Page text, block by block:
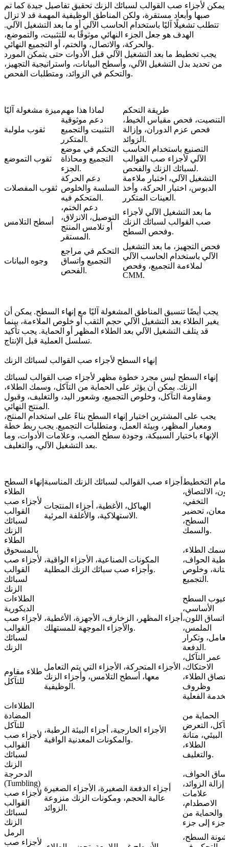
يمكن لأجزاء صب القوالب لسبائك الزنك تحقيق تفاصيل جيدة كما تم
صبها وأبعاد مستقرة، ولكن المناطق الوظيفية المهمة قد لا تزال
تتطلب تشغيلًا آليًا باستخدام الحاسب الآلي أو ما بعد التشغيل الآلي.
الهدف هو جعل الجزء النهائي موثوقًا به للتثبيت، والتموضع،
والحركة، والاتصال، والختم، أو التجميع النهائي.
يجب تخطيط ما بعد التشغيل الآلي قبل الأدوات حتى يتمكن المورد
من تحديد بدل التشغيل الآلي، وأسطح البيانات، واستراتيجية التجهيز،
والتحكم في الزوائد، ومتطلبات الفحص.
ميزة مشغولة آليًالماذا هذا مهم طريقة التحكم
ثقوب ملولبة
دعم موثوقية
التثبيت والتجميع
المتكرر.
التنصيت، فحص مقياس الخيط،
فحص عزم الدوران، وإزالة
الزوائد.
ثقوب التموضع
التحكم في موضع
التجميع ومحاذاة
الجزء.
التصنيع باستخدام الحاسب
الآلي لأجزاء صب القوالب
لسبائك الزنكوالفحص.
ثقوب المفصلات
دعم الحركة
السلسة والخلوص
المتحكم فيه.
التشغيل الآلي، اختبار ملاءمة
الدبوس، اختبار الحركة، وأخذ
العينات المتكرر.
أسطح التلامس
دعم الختم،
التوصيل، الانزلاق،
أو تلامس المنتج
المستقر.
ما بعد التشغيل الآلي لأجزاء
صب القوالب لسبائك الزنك
وفحص السطح.
وجوه البيانات
التحكم في مراجع
التجميع واتساق
الفحص.
فحص التجهيز، ما بعد التشغيل
الآلي باستخدام الحاسب الآلي
لملاءمة التجميع، وفحص
CMM.
يجب أيضًا تنسيق المناطق المشغولة آليًا مع إنهاء السطح. يمكن أن
يغير الطلاء بعد التشغيل الآلي حجم الثقب أو خلوص الملاءمة، بينما
قد يتلف التشغيل الآلي بعد الطلاء المظهر أو الحماية. يجب تأكيد
تسلسل العملية قبل الإنتاج.
إنهاء السطح لأجزاء صب القوالب لسبائك الزنك
إنهاء السطح ليس مجرد خطوة مظهر لأجزاء صب القوالب لسبائك
الزنك. يمكن أن يؤثر على الحماية من التآكل، وسمك الطلاء،
ومقاومة التآكل، وخلوص التجميع، وشعور اليد، والتغليف، وقبول
المنتج النهائي.
يجب على المشترين اختيار إنهاء السطح بناءً على استخدام المنتج،
ومعيار المظهر، وبيئة العمل، ومتطلبات التجميع. يجب ربط خطة
الإنهاء باختيار السبيكة، وجودة سطح الصب، وعلامات الأدوات، وما
بعد التشغيل الآلي، والتغليف.
إنهاء السطح أجزاء صب القوالب لسبائك الزنك المناسبة التخطيط
الطلاء
لأجزاء صب
القوالب
لسبائك
الزنك
الهياكل، الأغطية، أجزاء المنتجات
الاستهلاكية، والأغلفة المرئية.
الالتصاق،
التخفي،
تحضير
السطح،
والسمك.
الطلاء
بالمسحوق
لأجزاء صب
القوالب
لسبائك
الزنك
المكونات الصناعية، الأجزاء الواقية،
وأجزاء صب سبائك الزنك المطلية.
سمك الطلاء،
الحواف،
وخلوص
التجميع.
الطلاءات
الديكورية
لأجزاء صب
القوالب
لسبائك
الزنك
أجزاء المظهر، الزخارف، الأجهزة، الأغطية،
والأجزاء الموجهة للمستهلك.
عيوب السطح
الأساسي،
اتساق اللون،
الملمس،
وتكرار
الدفعة.
طلاء مقاوم
للتآكل
الأجزاء المتحركة، الأجزاء التي يتم التعامل
معها، أسطح التلامس، وأجزاء الزنك
الوظيفية.
عمر التآكل،
الاحتكاك،
الطلاء،
وظروف
الطلاءات
المضادة
للتآكل
لأجزاء صب
القوالب
لسبائك
الزنك
الأجزاء الخارجية، أجزاء البيئة الرطبة،
والمكونات المعدنية الواقية.
الحماية من
التعرض
البيئي، متانة
الطلاء،
والتغليف.
الدحرجة
(Tumbling)
لأجزاء صب
القوالب
لسبائك
الزنك
أجزاء الدفعة الصغيرة، الأجزاء الصغيرة
عالية الحجم، ومكونات الزنك منزوعة
الزوائد.
الحواف،
إزالة الزوائد،
علامات
الاصطدام،
والحماية من
الرمل
لأجزاء صب
السطح،